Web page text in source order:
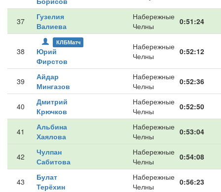
37
Гузелия
Валиева
Набережные
Челны
0:51:24
38
КЛБМатч
Юрий
Фирстов
Набережные
Челны
0:52:12
39
Айдар
Мингазов
Набережные
Челны
0:52:36
40
Дмитрий
Крючков
Набережные
Челны
0:52:50
41
Альбина
Хаялова
Набережные
Челны
0:53:04
42
Чулпан
Сабитова
Набережные
Челны
0:54:08
43
Булат
Терёхин
Набережные
Челны
0:56:23